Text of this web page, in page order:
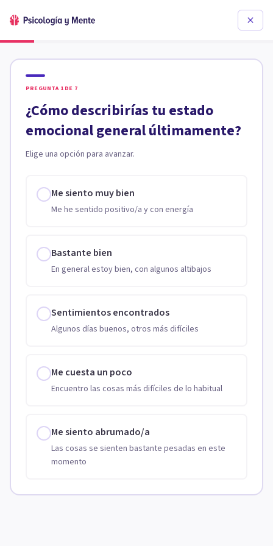
PREGUNTA 1 DE 7
¿Cómo describirías tu estado
emocional general últimamente?
Elige una opción para avanzar.
Me siento muy bien
Me he sentido positivo/a y con energía
Bastante bien
En general estoy bien, con algunos altibajos
Sentimientos encontrados
Algunos días buenos, otros más difíciles
Me cuesta un poco
Encuentro las cosas más difíciles de lo habitual
Me siento abrumado/a
Las cosas se sienten bastante pesadas en este
momento